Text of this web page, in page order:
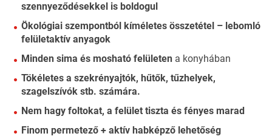
szennyeződésekkel is boldogul
Ökológiai szempontból kíméletes összetétel – lebomló
felületaktív anyagok
Minden sima és mosható felületen a konyhában
Tökéletes a szekrényajtók, hűtők, tűzhelyek,
szagelszívók stb. számára.
Nem hagy foltokat, a felület tiszta és fényes marad
Finom permetező + aktív habképző lehetőség